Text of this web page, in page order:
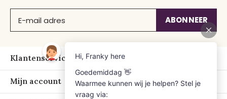
ABONNEER
Klantenservice
Mijn account